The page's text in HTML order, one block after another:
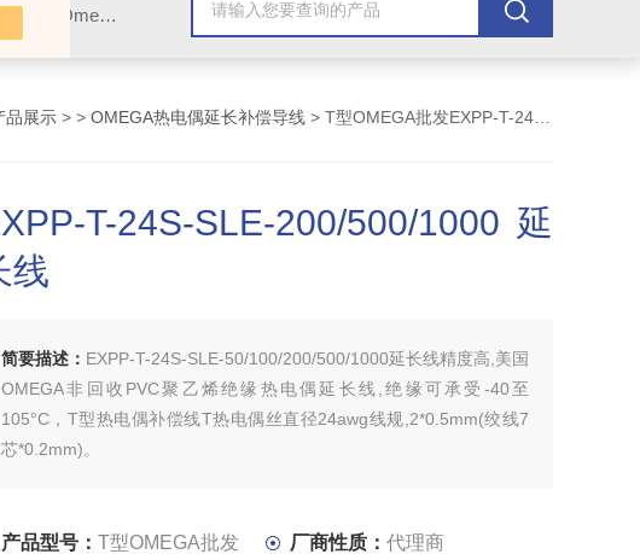
Omega插头,Omega测温线,热电偶测温线,热电偶线,铠装热电偶,热电偶连接器,热电偶插头,Omega热电偶线,T型热电偶线,TMC测温纸
品展示 > > OMEGA热电偶延长补偿导线 > T型OMEGA批发EXPP-T-24S-SLE-200/500/1000延长线
T-24S-SLE-200/500/1000延
线
简要描述： EXPP-T-24S-SLE-50/100/200/500/1000延长线精度高,美国
OMEGA非回收PVC聚乙烯绝缘热电偶延长线,绝缘可承受-40至
105°C，T型热电偶补偿线T热电偶丝直径24awg线规,2*0.5mm(绞线7
芯*0.2mm)。
产品型号： T型OMEGA批发 厂商性质： 代理商